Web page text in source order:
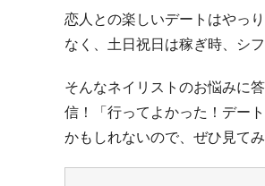
恋人との楽しいデートはやっ
なく、土日祝日は稼ぎ時、シ
そんなネイリストのお悩みに
信！「行ってよかった！デー
かもしれないので、ぜひ見てみ